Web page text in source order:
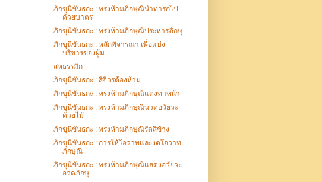
ภิกขุนีขันธกะ : ทรงห้ามภิกษุณีนำทารกไป
ด้วยบาตร
ภิกขุนีขันธกะ : ทรงห้ามภิกษุณีประหารภิกษุ
ภิกขุนีขันธกะ : หลักพิจารณา เพื่อแบ่ง
บริขารของผู้ม...
สหธรรมิก
ภิกขุนีขันธกะ : สีจีวรต้องห้าม
ภิกขุนีขันธกะ : ทรงห้ามภิกษุณีแต่งทาหน้า
ภิกขุนีขันธกะ : ทรงห้ามภิกษุณีนวดอวัยวะ
ด้วยไม้
ภิกขุนีขันธกะ : ทรงห้ามภิกษุณีรัดสีข้าง
ภิกขุนีขันธกะ : การให้โอวาทและงดโอวาท
ภิกษุณี
ภิกขุนีขันธกะ : ทรงห้ามภิกษุณีแสดงอวัยวะ
อวดภิกษุ